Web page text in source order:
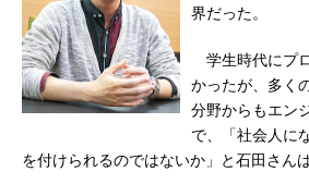
界だった。
学生時代にプ
かったが、多く
分野からもエン
で、「社会人に
を付けられるのではないか」と石田さん